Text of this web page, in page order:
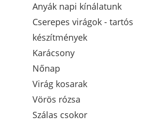
Anyák napi kínálatunk
Cserepes virágok - tartós
készítmények
Karácsony
Nőnap
Virág kosarak
Vörös rózsa
Szálas csokor